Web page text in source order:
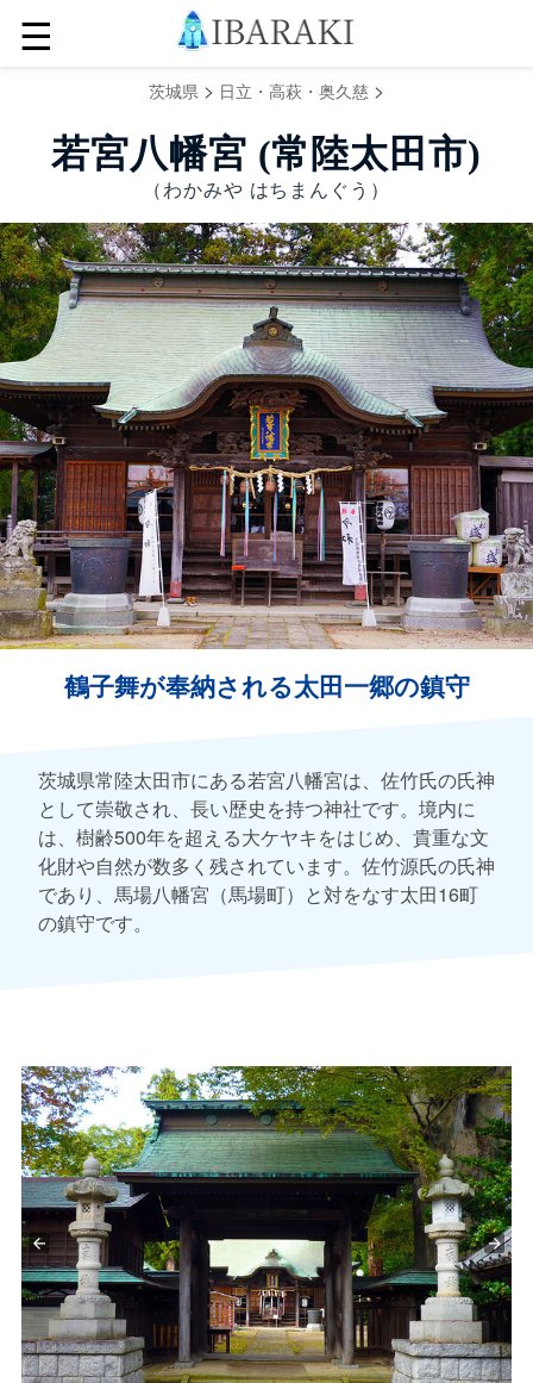
☰
茨城県 > 日立・高萩・奥久慈 >
若宮八幡宮 (常陸太田市)
（わかみや はちまんぐう）
鶴子舞が奉納される太田一郷の鎮守
茨城県常陸太田市にある若宮八幡宮は、佐竹氏の氏神
として崇敬され、長い歴史を持つ神社です。境内に
は、樹齢500年を超える大ケヤキをはじめ、貴重な文
化財や自然が数多く残されています。佐竹源氏の氏神
であり、馬場八幡宮（馬場町）と対をなす太田16町
の鎮守です。